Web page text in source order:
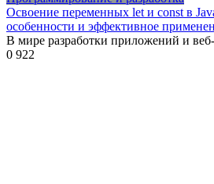
Освоение переменных let и const в
особенности и эффективное
В мире разработки приложений и
0 922